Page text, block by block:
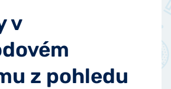
v
z pohledu